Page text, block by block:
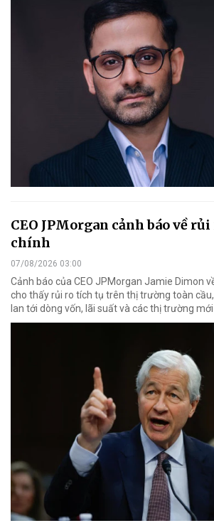
CEO JPMorgan cảnh báo về
chính
07/08/2026 03:00
Cảnh báo của CEO JPMorgan Jamie Dimon
cho thấy rủi ro tích tụ trên thị trường toàn
lan tới dòng vốn, lãi suất và các thị trường mới